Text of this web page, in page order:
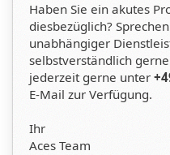
Haben Sie ein akutes
diesbezüglich?
unabhängiger
selbstverständlich
jederzeit gerne unter
E-Mail zur Verfügung.
Ihr
Aces Team